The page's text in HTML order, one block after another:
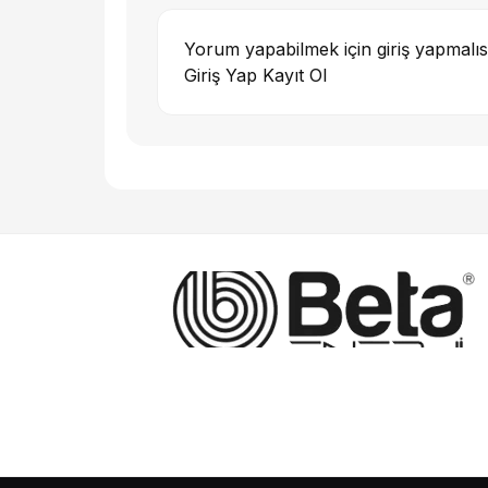
Yorum yapabilmek için giriş
Giriş Yap Kayıt Ol